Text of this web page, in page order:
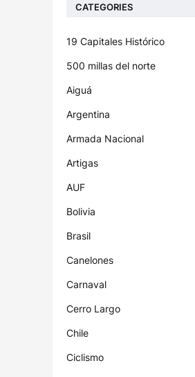
CATEGORIES
19 Capitales Histórico
500 millas del norte
Aiguá
Argentina
Armada Nacional
Artigas
AUF
Bolivia
Brasil
Canelones
Carnaval
Cerro Largo
Chile
Ciclismo